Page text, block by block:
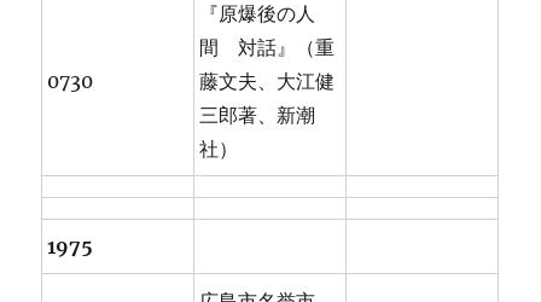
0730
『原爆後の人
間 対話』（重
藤文夫、大江健
三郎著、新潮
社）
1975